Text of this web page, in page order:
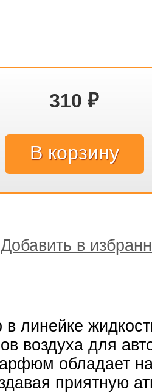
310 ₽
Добавить в
в линейке
воздуха для
обладает
приятную